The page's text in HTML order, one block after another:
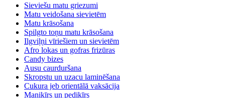
Sieviešu matu griezumi
Matu veidošana sievietēm
Matu krāsošana
Spilgto toņu matu krāsošana
Ilgviļņi vīriešiem un sievietēm
Afro lokas un gofras frizūras
Candy bizes
Ausu caurduršana
Skropstu un uzacu laminēšana
Cukura jeb orientālā vaksācija
Manikīrs un pedikīrs